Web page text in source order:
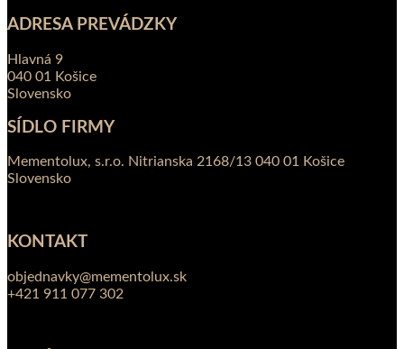
ADRESA PREVÁDZKY
Hlavná 9
040 01 Košice
Slovensko
SÍDLO FIRMY
Mementolux, s.r.o. Nitrianska 2168/13 040 01 Košice
Slovensko
KONTAKT
objednavky@mementolux.sk
+421 911 077 302